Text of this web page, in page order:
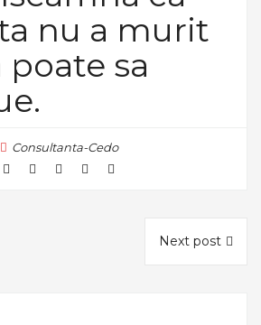
nu a murit
sa
Consultanta-Cedo
Next post